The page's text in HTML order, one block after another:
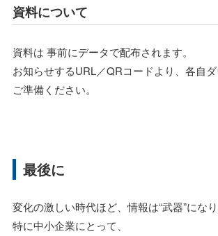
資料について
資料は 事前にデータで配布されます。
お知らせするURL／QRコードより、各自
ご準備ください。
最後に
変化の激しい時代ほど、情報は“武器”になり
特に中小企業にとって、